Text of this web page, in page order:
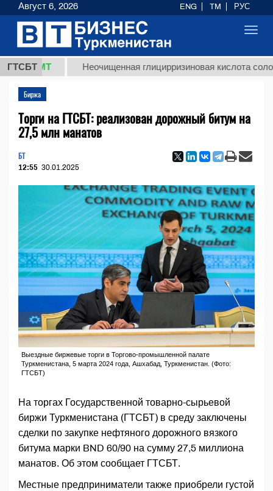
ГТСБТ
ТМТ Неочищенная глицирризиновая кислота
Биржа
Торги на ГТСБТ: реализован дорожный битум на
27,5 млн манатов
БТ
12:55 30.01.2025
Выездные биржевые торги в Торгово-промышленной палате
Туркменистана, 5 марта 2024 года, Ашхабад, Туркменистан. (Фото:
ГТСБТ)
На торгах Государственной товарно-сырьевой
биржи Туркменистана (ГТСБТ) в среду заключены
сделки по закупке нефтяного дорожного вязкого
битума марки BND 60/90 на сумму 27,5 миллиона
манатов. Об этом сообщает ГТСБТ.
Местные предприниматели также приобрели густой
Август 6, 2026 ENG TM РУС